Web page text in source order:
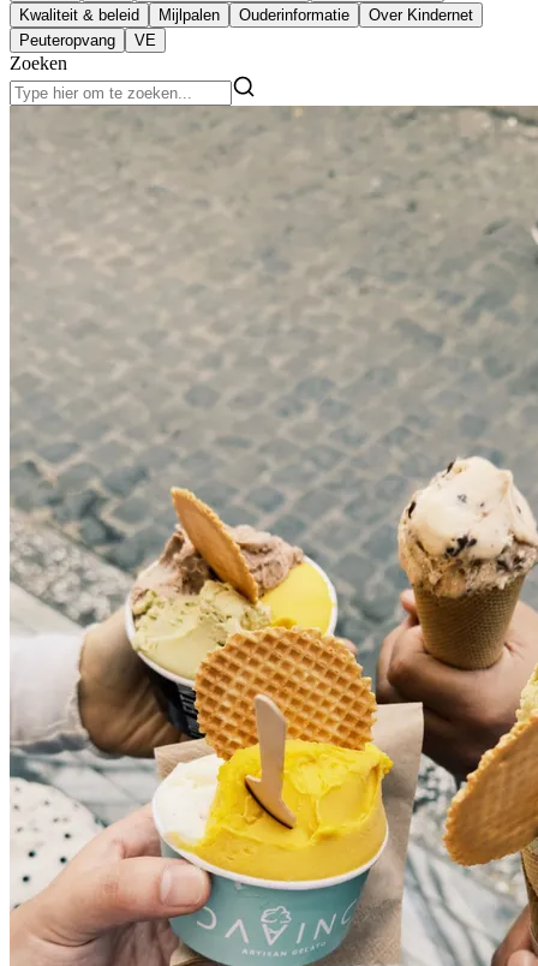
Kwaliteit & beleid
Mijlpalen Ouderinformatie
Over Kindernet
Peuteropvang
VE
Zoeken